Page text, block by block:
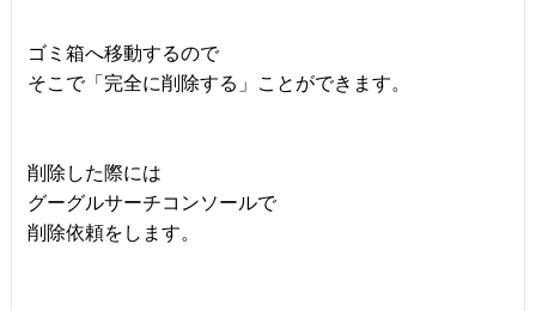
ゴミ箱へ移動するので
そこで「完全に削除する」ことができます。
削除した際には
グーグルサーチコンソールで
削除依頼をします。